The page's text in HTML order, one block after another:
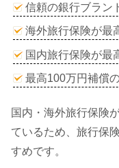
信頼の銀行ブラン
海外旅行保険が最
国内旅行保険が最
最高100万円補償
国内・海外旅行保険
ているため、旅行保
すめです。